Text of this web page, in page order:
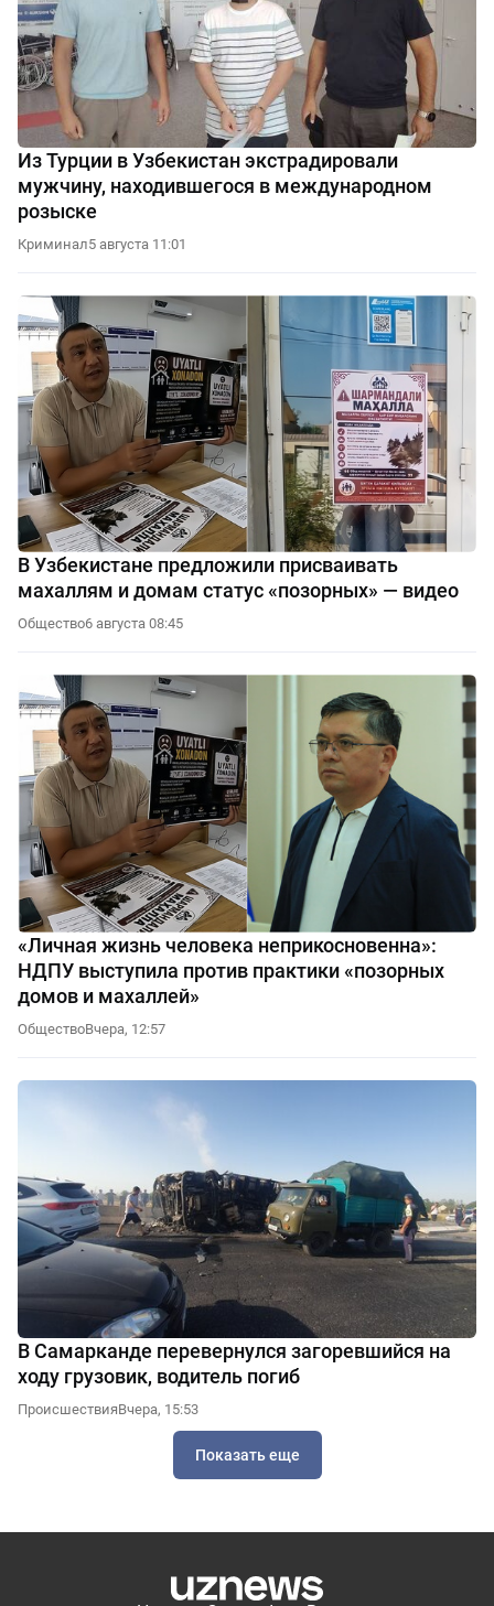
Из Турции в Узбекистан экстрадировали
мужчину, находившегося в международном
розыске
Криминал5 августа 11:01
В Узбекистане предложили присваивать
махаллям и домам статус «позорных» — видео
Общество6 августа 08:45
«Личная жизнь человека неприкосновенна»:
НДПУ выступила против практики «позорных
домов и махаллей»
ОбществоВчера, 12:57
В Самарканде перевернулся загоревшийся на
ходу грузовик, водитель погиб
ПроисшествияВчера, 15:53
Показать еще